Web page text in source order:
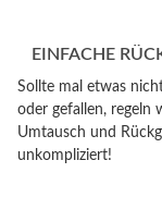
EINFACHE
Sollte mal etwas
oder gefallen, regeln
Umtausch und
unkompliziert!